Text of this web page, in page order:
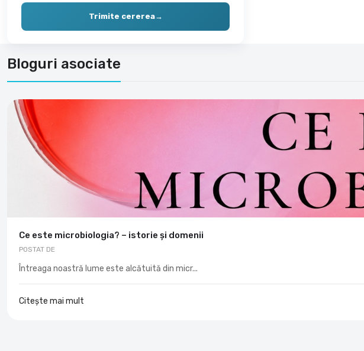
Trimite cererea→
Bloguri asociate
Ce este microbiologia? – istorie și domenii
POSTAT DE
Întreaga noastră lume este alcătuită din micr...
Citește mai mult